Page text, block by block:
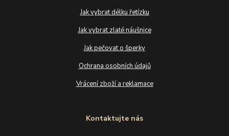
Jak vybrat délku řetízku
Jak vybrat zlaté náušnice
Jak pečovat o šperky
Ochrana osobních údajů
Vrácení zboží a reklamace
Kontaktujte nás